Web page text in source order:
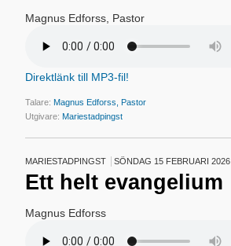
Magnus Edforss, Pastor
Direktlänk till MP3-fil!
Talare:Magnus Edforss, Pastor
Utgivare:Mariestadpingst
MARIESTADPINGST SÖNDAG 15 FEBRUARI 2026
Ett helt evangelium
Magnus Edforss